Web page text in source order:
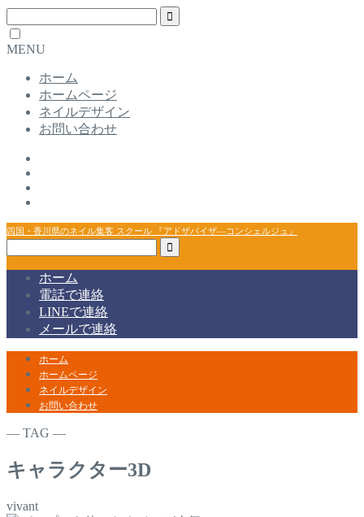
MENU
ホーム
ホームページ
ネイルデザイン
お問い合わせ
四国・香川県のネイル集客 スクール 『アドザバイザ―コンシェルジュ』
ホーム
電話で連絡
LINEで連絡
メールで連絡
ホーム
ホームページ
ネイルデザイン
お問い合わせ
― TAG ―
キャラクター3D
vivant